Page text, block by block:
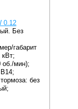
0.12
Без
габарит
об./мин);
без